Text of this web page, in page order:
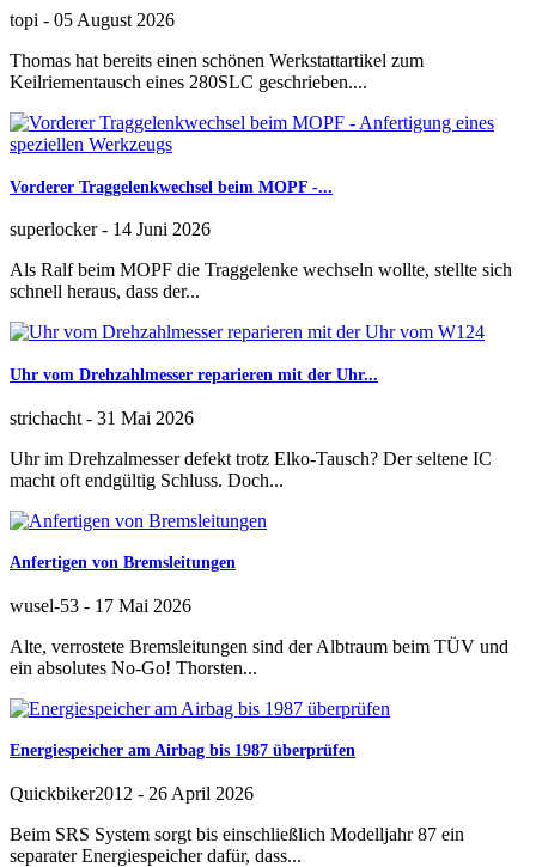
topi - 05 August 2026
Thomas hat bereits einen schönen Werkstattartikel zum
Keilriementausch eines 280SLC geschrieben....
Vorderer Traggelenkwechsel beim MOPF -...
superlocker- 14 Juni 2026
Als Ralf beim MOPF die Traggelenke wechseln wollte, stellte sich
schnell heraus, dass der...
Uhr vom Drehzahlmesser reparieren mit der Uhr...
strichacht - 31 Mai 2026
Uhr im Drehzalmesser defekt trotz Elko-Tausch? Der seltene IC
macht oft endgültig Schluss. Doch...
Anfertigen von Bremsleitungen
wusel-53 - 17 Mai 2026
Alte, verrostete Bremsleitungen sind der Albtraum beim TÜV und
ein absolutes No-Go! Thorsten...
Energiespeicher am Airbag bis 1987 überprüfen
Quickbiker2012 - 26 April 2026
Beim SRS System sorgt bis einschließlich Modelljahr 87 ein
separater Energiespeicher dafür, dass...